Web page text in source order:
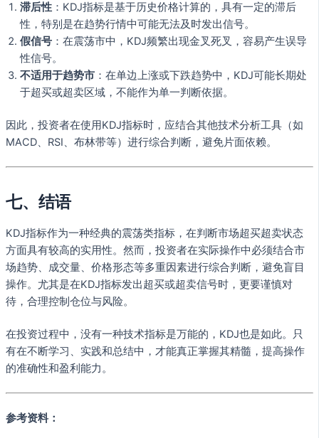
滞后性 ：KDJ指标是基于历史价格计算的，具有一定的滞后
性，特别是在趋势行情中可能无法及时发出信号。
假信号 ：在震荡市中，KDJ频繁出现金叉死叉，容易产生误导
性信号。
不适用于趋势市 ：在单边上涨或下跌趋势中，KDJ可能长期处
于超买或超卖区域，不能作为单一判断依据。
因此，投资者在使用KDJ指标时，应结合其他技术分析工具（如
MACD、RSI、布林带等）进行综合判断，避免片面依赖。
七、结语
KDJ指标作为一种经典的震荡类指标，在判断市场超买超卖状态
方面具有较高的实用性。然而，投资者在实际操作中必须结合市
场趋势、成交量、价格形态等多重因素进行综合判断，避免盲目
操作。尤其是在KDJ指标发出超买或超卖信号时，更要谨慎对
待，合理控制仓位与风险。
在投资过程中，没有一种技术指标是万能的，KDJ也是如此。只
有在不断学习、实践和总结中，才能真正掌握其精髓，提高操作
的准确性和盈利能力。
参考资料：